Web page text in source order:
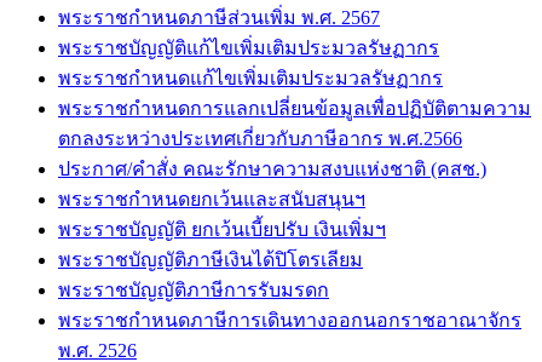
พระราชกำหนดภาษีส่วนเพิ่ม พ.ศ. 2567
พระราชบัญญัติแก้ไขเพิ่มเติมประมวลรัษฏากร
พระราชกำหนดแก้ไขเพิ่มเติมประมวลรัษฏากร
พระราชกำหนดการแลกเปลี่ยนข้อมูลเพื่อปฏิบัติตามความ
ตกลงระหว่างประเทศเกี่ยวกับภาษีอากร พ.ศ.2566
ประกาศ/คำสั่ง คณะรักษาความสงบแห่งชาติ (คสช.)
พระราชกำหนดยกเว้นและสนับสนุนฯ
พระราชบัญญัติ ยกเว้นเบี้ยปรับ เงินเพิ่มฯ
พระราชบัญญัติภาษีเงินได้ปิโตรเลียม
พระราชบัญญัติภาษีการรับมรดก
พระราชกำหนดภาษีการเดินทางออกนอกราชอาณาจักร
พ.ศ. 2526